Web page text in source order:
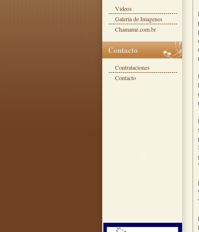
Videos
Galería de Imagenes
Chamame.com.br
Contacto
Contrataciones
Contacto